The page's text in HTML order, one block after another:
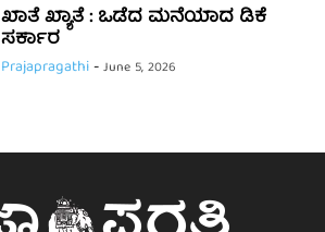
ಖಾತೆ ಖ್ಯಾತೆ : ಒಡೆದ ಮನೆಯಾದ ಡಿಕೆ
ಸರ್ಕಾರ
Prajapragathi-June 5, 2026